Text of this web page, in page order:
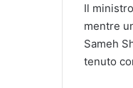
Il
mentre
Sameh
tenuto